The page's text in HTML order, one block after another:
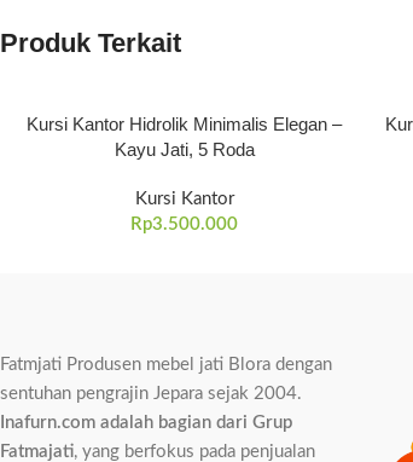
Produk Terkait
Kursi Kantor Hidrolik Minimalis Elegan –
Kayu Jati, 5 Roda
Kursi Kantor
Rp3.500.000
Fatmjati Produsen mebel jati Blora dengan
sentuhan pengrajin Jepara sejak 2004.
Inafurn.com adalah bagian dari Grup
Fatmajati, yang berfokus pada penjualan